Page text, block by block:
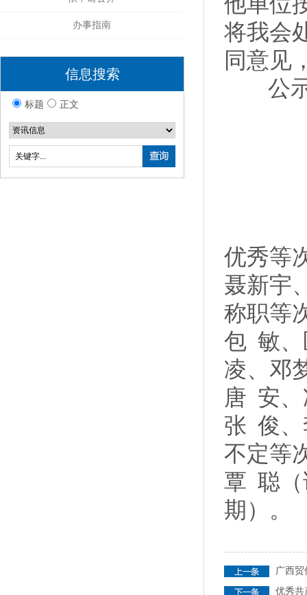
办事指南
信息搜索
标题 正文
将我会
同意见
公示
优秀等
聂新宇
称职等
包 敏、
凌、邓
唐 安
张 俊、
不定等
覃 聪（
期）。
广西贸
优秀共